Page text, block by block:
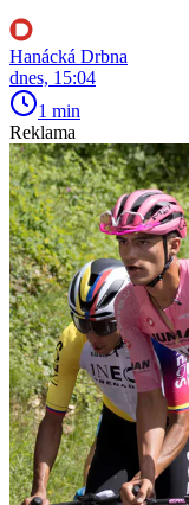
Hanácká Drbna
dnes, 15:04
1 min
Reklama